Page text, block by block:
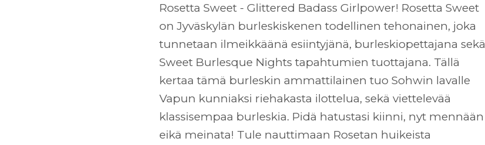
Rosetta Sweet - Glittered Badass Girlpower! Rosetta Sweet
on Jyväskylän burleskiskenen todellinen tehonainen, joka
tunnetaan ilmeikkäänä esiintyjänä, burleskiopettajana sekä
Sweet Burlesque Nights tapahtumien tuottajana. Tällä
kertaa tämä burleskin ammattilainen tuo Sohwin lavalle
Vapun kunniaksi riehakasta ilottelua, sekä viettelevää
klassisempaa burleskia. Pidä hatustasi kiinni, nyt mennään
eikä meinata! Tule nauttimaan Rosetan huikeista